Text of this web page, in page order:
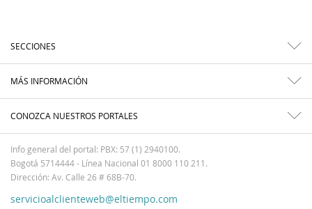
SECCIONES
MÁS INFORMACIÓN
CONOZCA NUESTROS PORTALES
Info general del portal: PBX: 57 (1) 2940100.
Bogotá 5714444 - Línea Nacional 01 8000 110 211.
Dirección: Av. Calle 26 # 68B-70.
servicioalclienteweb@eltiempo.com